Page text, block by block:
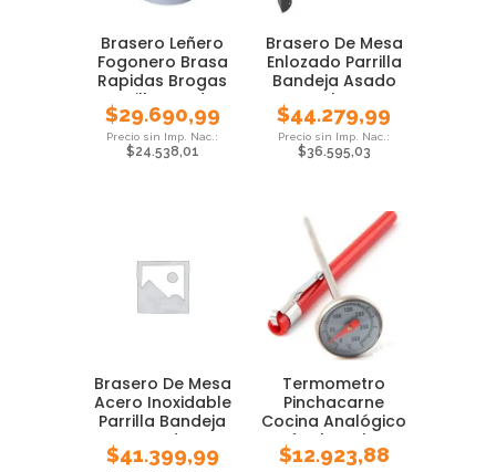
Brasero Leñero
Fogonero Brasa
Rapidas Brogas
Parrilla Asador
$29.690,99
$24.538,01
Brasero De Mesa
Enlozado Parrilla
Bandeja Asado
Excelente
$44.279,99
$36.595,03
Brasero De Mesa
Acero Inoxidable
Parrilla Bandeja
Asado
$41.399,99
Termometro
Pinchacarne
Cocina Analógico
Luft Chocolate
Rango
$12.923,88